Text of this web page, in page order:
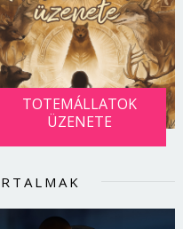
TOTEMÁLLATOK
ÜZENETE